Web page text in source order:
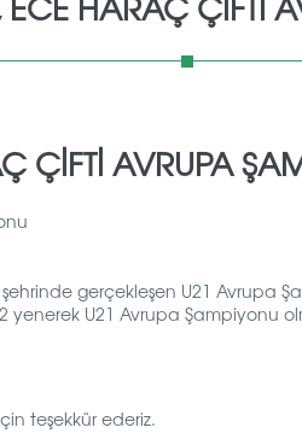
ÇIFTI AVRUPA
gerçekleşen U21 Avrupa
U21 Avrupa Şampiyonu
teşekkür ederiz.